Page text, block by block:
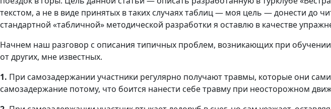
текстом, а не в виде принятых в таких случаях таблиц — моя цель — донести до
стандартной «табличной» методической разработки я оставлю в качестве
Начнем наш разговор с описания типичных проблем, возникающих при
от других, мне известных.
1. При самозадержании участники регулярно получают травмы, которые они
самозадержание потому, что боится нанести себе травму при неосторожном